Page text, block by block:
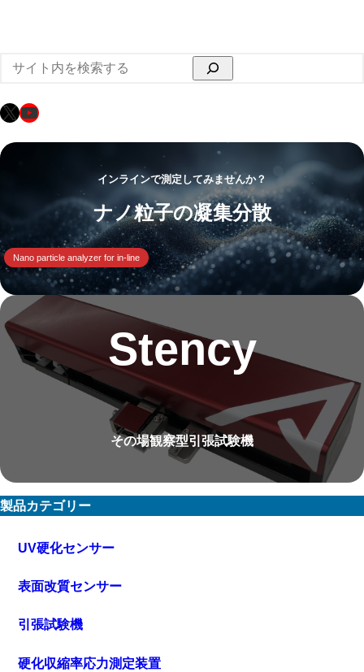
検
索
X YouTube
インラインで測定してみませんか？
ナノ粒子の凝集分散
Nano particle analyzer for in-line
Stency
その場観察型引張試験機
製品カテゴリー
UV硬化センサー
表面改質センサー
引張試験機
硬化収縮率応力測定装置